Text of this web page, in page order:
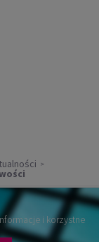
i korzystne